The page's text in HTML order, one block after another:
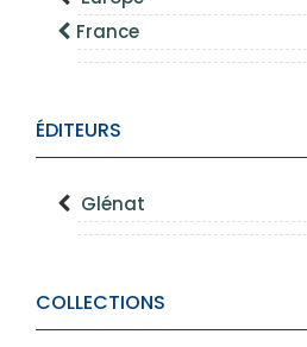
France
ÉDITEURS
Glénat
COLLECTIONS